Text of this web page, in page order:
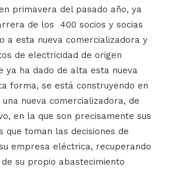
primavera del pasado año, ya
de los 400 socios y socias
a esta nueva comercializadora y
de electricidad de origen
ya ha dado de alta esta nueva
forma, se está construyendo en
nueva comercializadora, de
en la que son precisamente sus
que toman las decisiones de
empresa eléctrica, recuperando
su propio abastecimiento